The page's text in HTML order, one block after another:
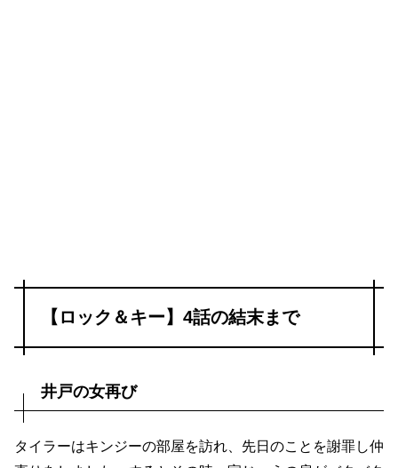
【ロック＆キー】4話の結末まで
井戸の女再び
タイラーはキンジーの部屋を訪れ、先日のことを謝罪し仲